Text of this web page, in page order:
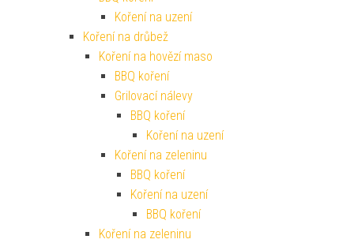
Koření na uzení
Koření na drůbež
Koření na hovězí maso
BBQ koření
Grilovací nálevy
BBQ koření
Koření na uzení
Koření na zeleninu
BBQ koření
Koření na uzení
BBQ koření
Koření na zeleninu